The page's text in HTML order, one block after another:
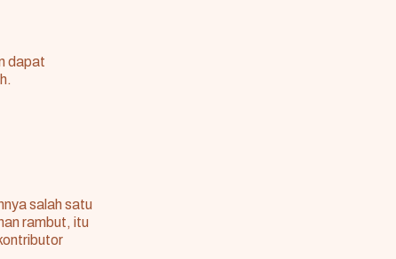
dapat
salah satu
rambut, itu